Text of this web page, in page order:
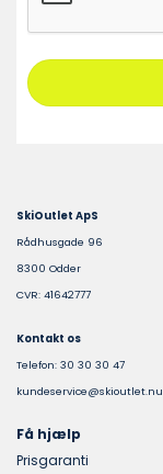
SkiOutlet ApS
Rådhusgade 96
8300 Odder
CVR: 41642777
Kontakt os
Telefon: 30 30 30 47
kundeservice@skioutlet.nu
Få hjælp
Prisgaranti